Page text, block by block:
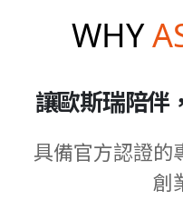
WHY
讓歐斯瑞陪伴
具備官方認證的
創